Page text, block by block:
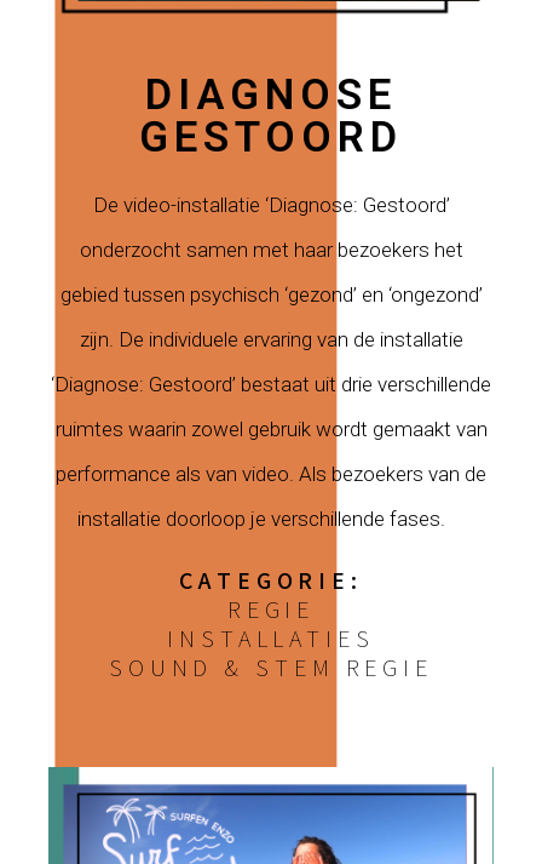
DIAGNOSE
GESTOORD
De video-installatie ‘Diagnose: Gestoord’
onderzocht samen met haar bezoekers het
gebied tussen psychisch ‘gezond’ en ‘ongezond’
zijn. De individuele ervaring van de installatie
‘Diagnose: Gestoord’ bestaat uit drie verschillende
ruimtes waarin zowel gebruik wordt gemaakt van
performance als van video. Als bezoekers van de
installatie doorloop je verschillende fases.
CATEGORIE:
REGIE
INSTALLATIES
SOUND & STEM REGIE